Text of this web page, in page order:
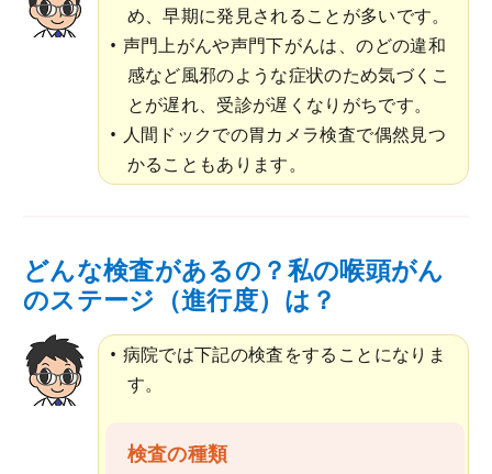
め、早期に発見されることが多いです。
声門上がんや声門下がんは、のどの違和
感など風邪のような症状のため気づくこ
とが遅れ、受診が遅くなりがちです。
人間ドックでの胃カメラ検査で偶然見つ
かることもあります。
どんな検査があるの？私の喉頭がん
のステージ（進行度）は？
病院では下記の検査をすることになりま
す。
検査の種類